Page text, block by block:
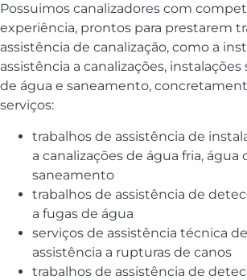
Possuimos canalizadores com
experiência, prontos para prestarem
assistência de canalização, como a
assistência a canalizações, instalações
de água e saneamento,
serviços:
trabalhos de assistência de
a canalizações de água fria, água
saneamento
trabalhos de assistência de
a fugas de água
serviços de assistência técnica
assistência a rupturas de canos
trabalhos de assistência de